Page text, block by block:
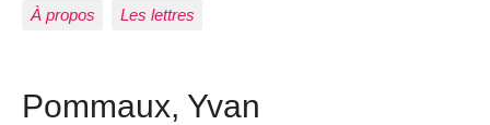
À propos Les lettres
Pommaux, Yvan